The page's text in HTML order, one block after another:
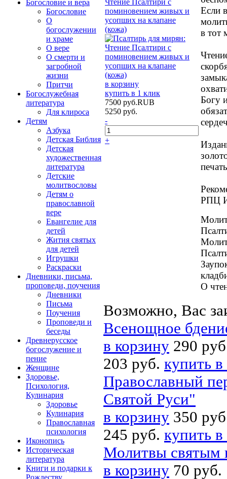
Богословие и вера
Богословие
О
богослужении
и храме
О вере
О смерти и
загробной
жизни
Притчи
Богослужебная
литература
Для клироса
Детям
Азбука
Детская Библия
Детская
художественная
литература
Детские
молитвословы
Детям о
православной
вере
Евангелие для
детей
Жития святых
для детей
Игрушки
Раскраски
Дневники, письма,
проповеди, поучения
Дневники
Письма
Поучения
Проповеди и
беседы
Древнерусское
богослужение и
пение
Женщине
Здоровье,
Психология,
Кулинария
Здоровье
Кулинария
Православная
психология
Иконопись
Историческая
литература
Книги и подарки к
Рождеству
в корзину
купить в 1 клик
7500 руб.RUB
5250 руб.
-
+
Если
в тот
Богу
РПЦ
О
Возможно, Вас
Всенощное
в корзину 290
203 руб. купить
Православный
Святой Руси"
в корзину 350
245 руб. купить
Молитвы святым
в корзину 70 руб.